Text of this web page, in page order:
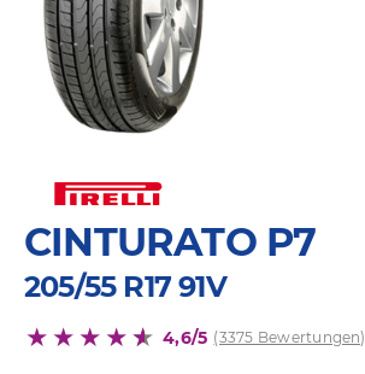
CINTURATO P7
205/55 R17 91V
4,6/5 (3375 Bewertungen)